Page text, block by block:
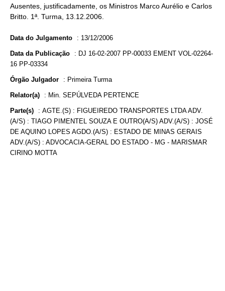
Ausentes, justificadamente, os Ministros Marco Aurélio e Carlos
Britto. 1ª. Turma, 13.12.2006.
Data do Julgamento : 13/12/2006
Data da Publicação : DJ 16-02-2007 PP-00033 EMENT VOL-02264-
16 PP-03334
Órgão Julgador : Primeira Turma
Relator(a) : Min. SEPÚLVEDA PERTENCE
Parte(s) : AGTE.(S) : FIGUEIREDO TRANSPORTES LTDA ADV.
(A/S) : TIAGO PIMENTEL SOUZA E OUTRO(A/S) ADV.(A/S) : JOSÉ
DE AQUINO LOPES AGDO.(A/S) : ESTADO DE MINAS GERAIS
ADV.(A/S) : ADVOCACIA-GERAL DO ESTADO - MG - MARISMAR
CIRINO MOTTA